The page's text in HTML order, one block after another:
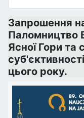
Запрошення
Паломництво
Ясної Гори та
цього року.